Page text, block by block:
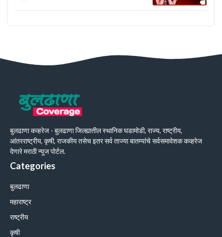
बुलढाणा कव्हरेज - बुलढाणा जिल्ह्यातील स्थानिक घडामोडी, राज्य, राष्ट्रीय,
आंतरराष्ट्रीय, कृषी, राजकीय तसेच इतर सर्व ताज्या बातम्यांचे सर्वसमावेशक कव्हरेज
देणारे मराठी न्यूज पोर्टल.
Categories
बुलढाणा
महाराष्ट्र
राष्ट्रीय
कृषी